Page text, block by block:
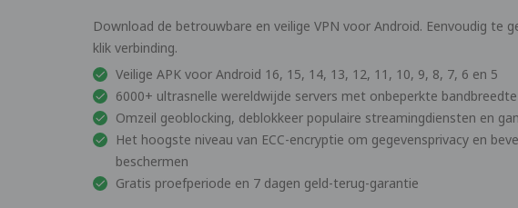
Download de betrouwbare en veilige VPN voor Android. Eenvoudig te
klik verbinding.
Veilige APK voor Android 16, 15, 14, 13, 12, 11, 10, 9, 8, 7, 6 en 5
6000+ ultrasnelle wereldwijde servers met onbeperkte bandbreedte
Omzeil geoblocking, deblokkeer populaire streamingdiensten en
Het hoogste niveau van ECC-encryptie om gegevensprivacy en
beschermen
Gratis proefperiode en 7 dagen geld-terug-garantie